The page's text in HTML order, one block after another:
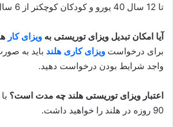
تا 12 سال 40 یورو و کودکان کوچکتر از 6 سال رایگان می‌باشد.
آیا امکان تبدیل ویزای توریستی به ویزای کار
برای درخواست ویزای کاری هلند باید به
واجد شرایط بودن درخواست دهید.
اعتبار ویزای توریستی هلند چه مدت است؟
90 روزه در هلند را خواهید داشت.